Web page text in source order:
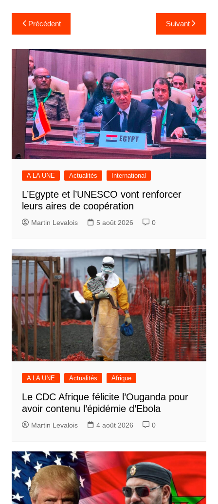
Navigation
de
l’article
Précédent Suivant
A LA UNE Actualités International
L’Egypte et l’UNESCO vont renforcer
leurs aires de coopération
Martin Levalois 5 août 2026 0
A LA UNE Actualités Afrique
Le CDC Afrique félicite l’Ouganda pour
avoir contenu l’épidémie d’Ebola
Martin Levalois 4 août 2026 0